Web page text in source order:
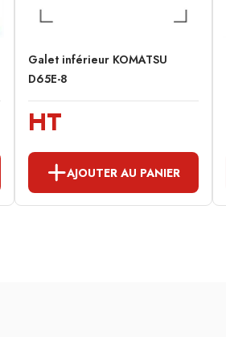
Galet inférieur KOMATSU
D65E-8
HT
AJOUTER AU PANIER